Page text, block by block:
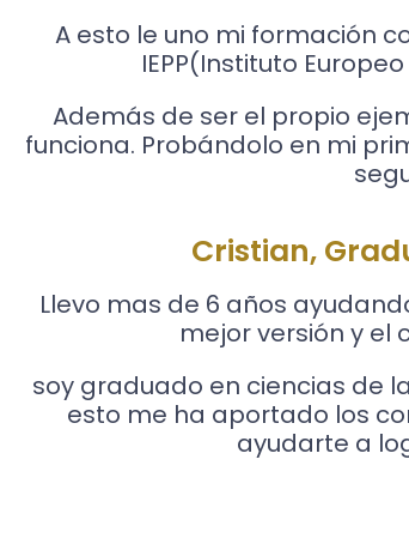
A esto le uno mi formación
IEPP(Instituto
Además de ser el propio
funciona. Probándolo en mi
Cristian,
Llevo mas de 6 años
mejor versión y el
soy graduado en ciencias de
esto me ha aportado los
ayudarte a